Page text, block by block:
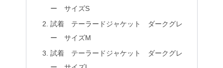
ー サイズS
試着 テーラードジャケット ダークグレ
ー サイズM
試着 テーラードジャケット ダークグレ